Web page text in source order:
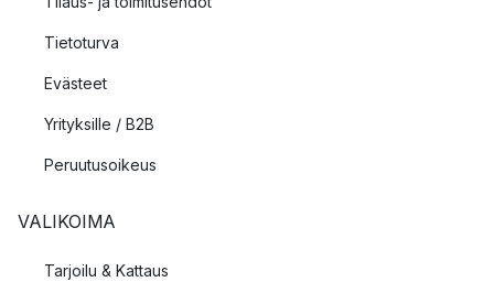
Tietoturva
Evästeet
Yrityksille / B2B
Peruutusoikeus
VALIKOIMA
Tarjoilu & Kattaus